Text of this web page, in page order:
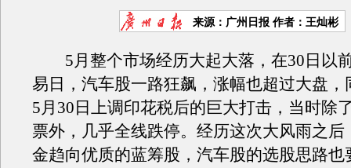
来源：广州日报 作者：王灿彬
5月整个市场经历大起大落，在30日以
易日，汽车股一路狂飙，涨幅也超过大盘，
5月30日上调印花税后的巨大打击，当时除
票外，几乎全线跌停。经历这次大风雨之后
金趋向优质的蓝筹股，汽车股的选股思路也